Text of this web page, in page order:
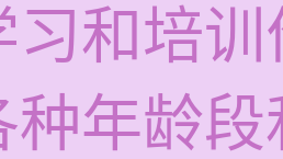
习和培
种年龄